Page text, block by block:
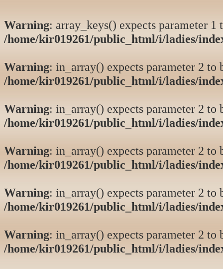
Warning: array_keys() expects parameter
/home/kir019261/public_html/i/ladies/
Warning: in_array() expects parameter 2 to
/home/kir019261/public_html/i/ladies/
Warning: in_array() expects parameter 2 to
/home/kir019261/public_html/i/ladies/
Warning: in_array() expects parameter 2 to
/home/kir019261/public_html/i/ladies/
Warning: in_array() expects parameter 2 to
/home/kir019261/public_html/i/ladies/
Warning: in_array() expects parameter 2 to
/home/kir019261/public_html/i/ladies/